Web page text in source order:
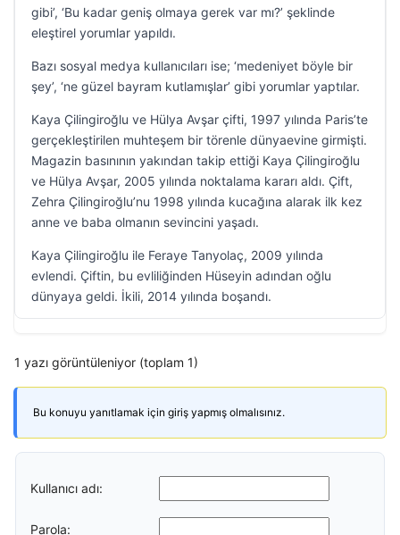
gibi’, ‘Bu kadar geniş olmaya gerek var mı?’ şeklinde
eleştirel yorumlar yapıldı.
Bazı sosyal medya kullanıcıları ise; ‘medeniyet böyle bir
şey’, ‘ne güzel bayram kutlamışlar’ gibi yorumlar yaptılar.
Kaya Çilingiroğlu ve Hülya Avşar çifti, 1997 yılında Paris’te
gerçekleştirilen muhteşem bir törenle dünyaevine girmişti.
Magazin basınının yakından takip ettiği Kaya Çilingiroğlu
ve Hülya Avşar, 2005 yılında noktalama kararı aldı. Çift,
Zehra Çilingiroğlu’nu 1998 yılında kucağına alarak ilk kez
anne ve baba olmanın sevincini yaşadı.
Kaya Çilingiroğlu ile Feraye Tanyolaç, 2009 yılında
evlendi. Çiftin, bu evliliğinden Hüseyin adından oğlu
dünyaya geldi. İkili, 2014 yılında boşandı.
1 yazı görüntüleniyor (toplam 1)
Bu konuyu yanıtlamak için giriş yapmış olmalısınız.
Kullanıcı adı:
Parola: